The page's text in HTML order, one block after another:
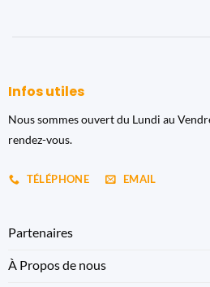
Infos utiles
Nous sommes ouvert du Lundi au
rendez-vous.
TÉLÉPHONE EMAIL
Partenaires
À Propos de nous